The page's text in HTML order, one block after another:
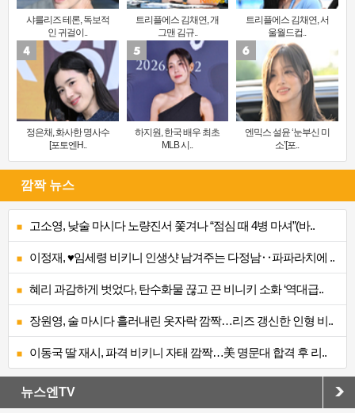
샤를리즈 테론, 독보적
인 귀걸이..
트리플에스 김채연, 개
그맨 김규..
트리플에스 김채연, 서
울월드컵..
정은채, 화사한 명사수
[포토엔H..
하지원, 한국 배우 최초
MLB 시..
엔믹스 설윤 ‘눈부신 미
소’[포..
깜짝 뉴스
고소영, 낮술 마시다 노량진서 쫓겨나 “점심 때 4병 마셔”(바..
이정재, ♥임세령 비키니 인생샷 남겨주는 다정남‥파파라치에 ..
혜리 과감하게 벗었다, 탄수화물 끊고 끈 비니키 소화 ‘역대급..
장원영, 술 마시다 흘러내린 옷자락 깜짝…리즈 갱신한 인형 비..
이동국 딸 재시, 파격 비키니 자태 깜짝…美 명문대 합격 후 리..
뉴스엔TV